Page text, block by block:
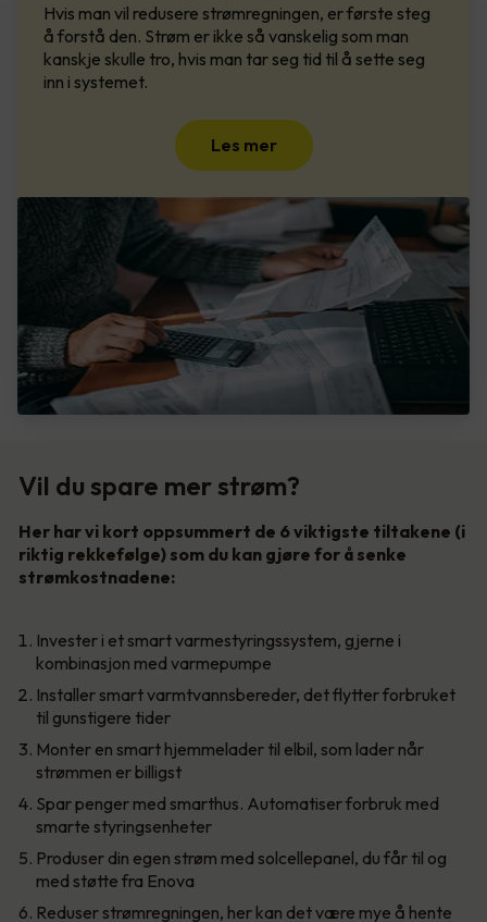
Hvis man vil redusere strømregningen, er første steg
å forstå den. Strøm er ikke så vanskelig som man
kanskje skulle tro, hvis man tar seg tid til å sette seg
inn i systemet.
Les mer
Vil du spare mer strøm?
Her har vi kort oppsummert de 6 viktigste tiltakene (i
riktig rekkefølge) som du kan gjøre for å senke
strømkostnadene:
Invester i et smart varmestyringssystem, gjerne i
kombinasjon med varmepumpe
Installer smart varmtvannsbereder, det flytter forbruket
til gunstigere tider
Monter en smart hjemmelader til elbil, som lader når
strømmen er billigst
Spar penger med smarthus. Automatiser forbruk med
smarte styringsenheter
Produser din egen strøm med solcellepanel, du får til og
med støtte fra Enova
Reduser strømregningen, her kan det være mye å hente